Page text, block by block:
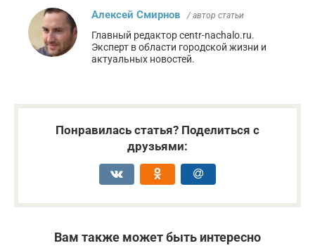
Алексей Смирнов / автор статьи
Главный редактор centr-nachalo.ru.
Эксперт в области городской жизни и
актуальных новостей.
Понравилась статья? Поделиться с
друзьями:
Вам также может быть интересно